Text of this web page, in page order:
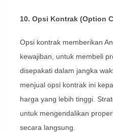
10. Opsi Kontrak (Option
Opsi kontrak memberikan
kewajiban, untuk membeli
disepakati dalam jangka
menjual opsi kontrak ini
harga yang lebih tinggi.
untuk mengendalikan
secara langsung.